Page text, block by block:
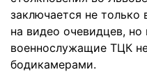
заключается не
на видео очевидцев,
военнослужащие ТЦК
бодикамерами.